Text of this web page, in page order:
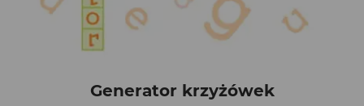
Generator krzyżówek